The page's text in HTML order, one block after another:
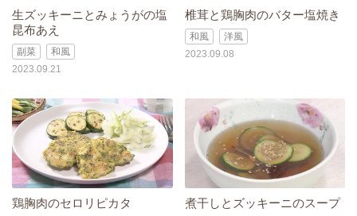
生ズッキーニとみょうがの塩
昆布あえ
副菜
和風
2023.09.21
椎茸と鶏胸肉のバター塩焼き
和風
洋風
2023.09.08
鶏胸肉のセロリピカタ 煮干しとズッキーニのスープ